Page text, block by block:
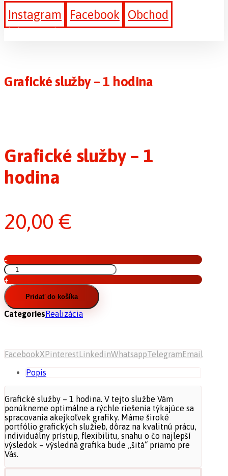
Instagram Facebook Obchod
Sledujte a podporte #itrencin
Grafické služby – 1 hodina
Grafické služby – 1
hodina
20,00 €
-
množstvo
Grafické
služby
–
1
hodina
+
Pridať do košíka
CategoriesRealizácia
FacebookXPinterestLinkedinWhatsappTelegramEmail
Popis
Grafické služby – 1 hodina. V tejto službe Vám
ponúkneme optimálne a rýchle riešenia týkajúce sa
spracovania akejkoľvek grafiky. Máme široké
portfólio grafických služieb, dôraz na kvalitnú prácu,
individuálny prístup, flexibilitu, snahu o čo najlepší
výsledok – výsledná grafika bude „šitá“ priamo pre
Vás.